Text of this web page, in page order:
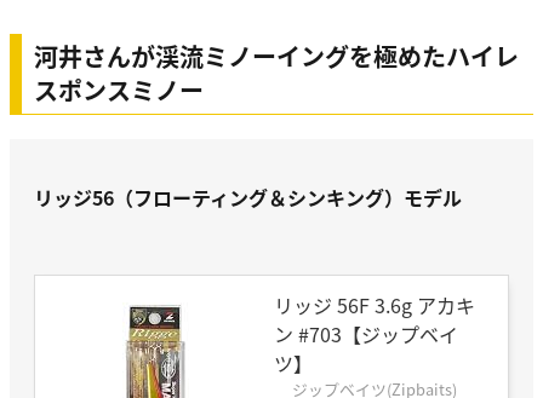
河井さんが渓流ミノーイングを極めたハイレ
スポンスミノー
リッジ56（フローティング＆シンキング）モデル
リッジ 56F 3.6g アカキ
ン #703【ジップベイ
ツ】
ジップベイツ(Zipbaits)